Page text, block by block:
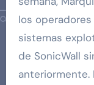
los
sistemas
de SonicWall
anteriormente.